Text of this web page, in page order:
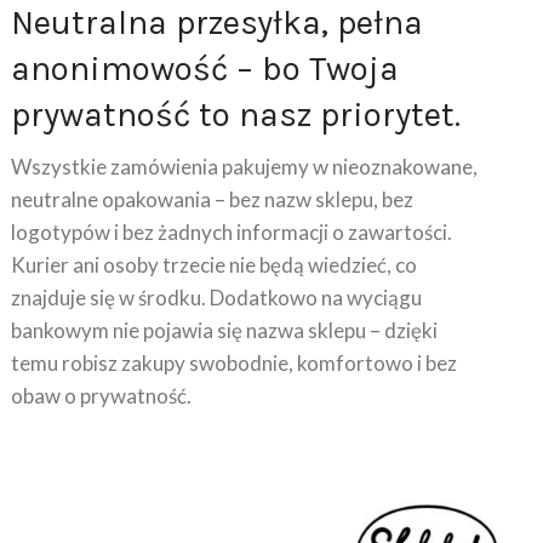
anonimowość – bo Twoja
prywatność to nasz priorytet.
Wszystkie zamówienia pakujemy w nieoznakowane,
neutralne opakowania – bez nazw sklepu, bez
logotypów i bez żadnych informacji o zawartości.
Kurier ani osoby trzecie nie będą wiedzieć, co
znajduje się w środku. Dodatkowo na wyciągu
bankowym nie pojawia się nazwa sklepu – dzięki
temu robisz zakupy swobodnie, komfortowo i bez
obaw o prywatność.